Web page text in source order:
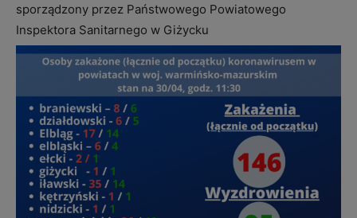
sporządzony przez Państwowego Powiatowego
Inspektora Sanitarnego w Giżycku